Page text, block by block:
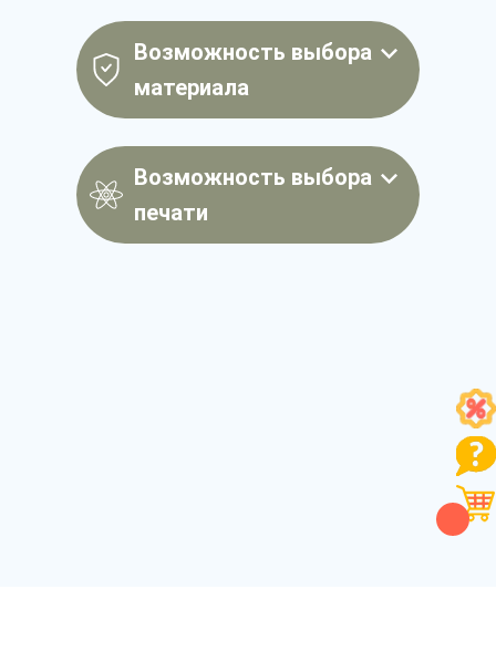
Возможность выбора
материала
Возможность выбора
печати